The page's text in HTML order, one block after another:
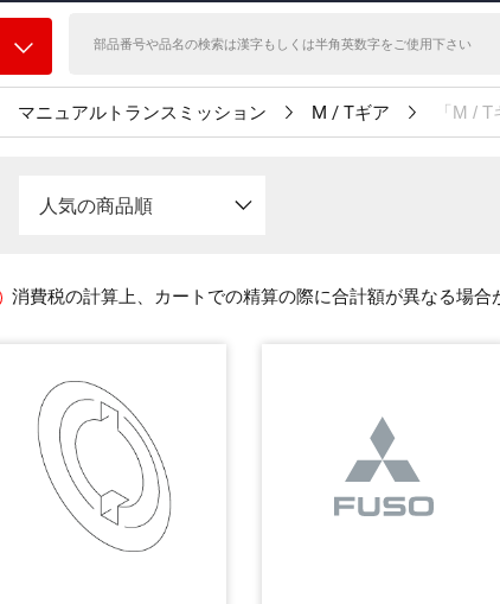
マニュアルトランスミッション M / Tギア 「M /
人気の商品順
消費税の計算上、カートでの精算の際に合計額が異なる場合